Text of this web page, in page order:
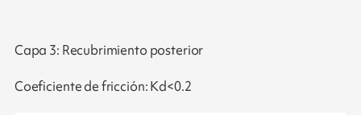
Capa 3: Recubrimiento posterior
Coeficiente de fricción: Kd<0.2